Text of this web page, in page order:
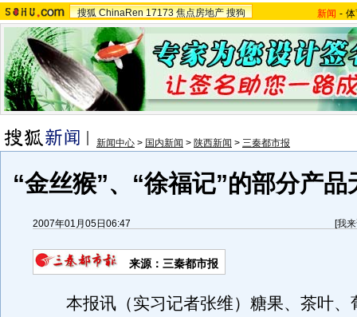
搜狐 ChinaRen 17173 焦点房地产 搜狗 新闻 -
新闻中心 > 国内新闻 > 陕西新闻 > 三秦都市报
“金丝猴”、“徐福记”的部分产品
2007年01月05日06:47 [我
来源：三秦都市报
本报讯（实习记者张维）糖果、茶叶、